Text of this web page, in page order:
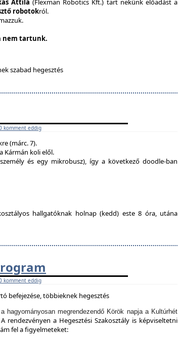
Attila(Flexman Robotics Kft.) tart nekünk előadást a
robotokról.
nem tartunk.
szabad hegesztés
komment eddig
(márc. 7).
Kármán koli elől.
és egy mikrobusz), így a következő doodle-ban
hallgatóknak holnap (kedd) este 8 óra, utána
komment eddig
befejezése, többieknek hegesztés
hagyományosan megrendezendő Körök napja a Kultúrhét
A rendezvényen a Hegesztési Szakosztály is képviseltetni
fel a figyelmeteket: